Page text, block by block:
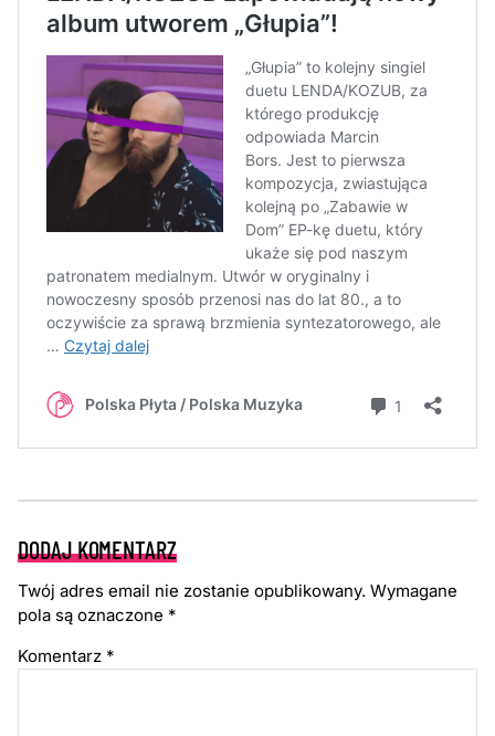
DODAJ KOMENTARZ
Twój adres email nie zostanie opublikowany. Wymagane
pola są oznaczone *
Komentarz *